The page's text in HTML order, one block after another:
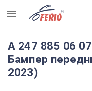
R
A 247 885 06
Бампер
2023)